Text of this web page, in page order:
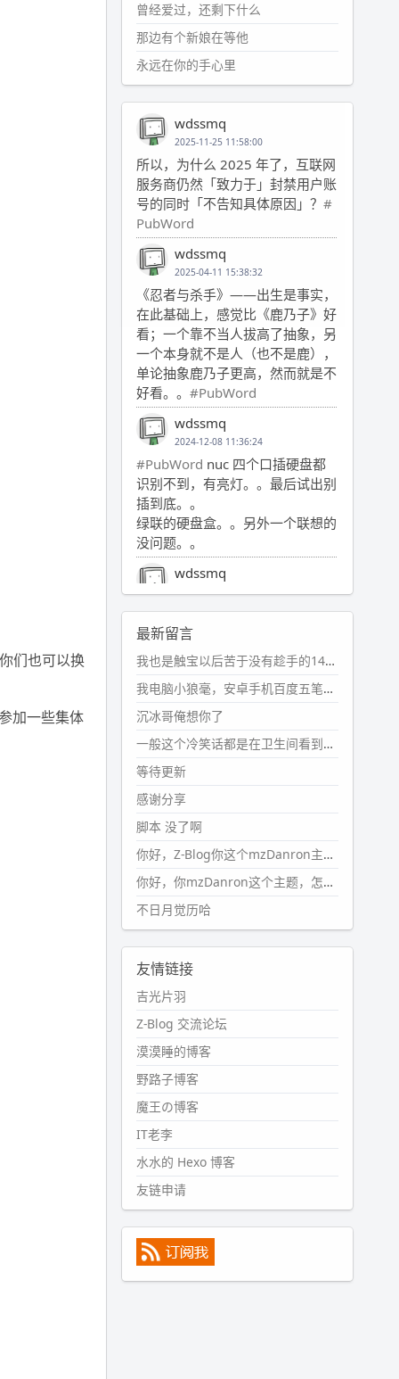
们也可以换
加一些集体
曾经爱过，还剩下什么
那边有个新娘在等他
永远在你的手心里
wdssmq
2025-11-25 11:58:00
所以，为什么 2025 年了，互联网
服务商仍然「致力于」封禁用户账
号的同时「不告知具体原因」？ #
PubWord
wdssmq
2025-04-11 15:38:32
《忍者与杀手》——出生是事实，
在此基础上，感觉比《鹿乃子》好
看；一个靠不当人拔高了抽象，另
一个本身就不是人（也不是鹿），
单论抽象鹿乃子更高，然而就是不
好看。。 #PubWord
wdssmq
2024-12-08 11:36:24
#PubWord nuc 四个口插硬盘都
识别不到，有亮灯。。最后试出别
插到底。。
绿联的硬盘盒。。另外一个联想的
没问题。。
wdssmq
2024-11-19 17:31:51
#PubWord近期观影记录：超级
马里奥，死侍与金刚狼。。
wdssmq
2024-10-08 10:12:25
#PubWord搬家也告一段落，虽
然搬过来的东西还得归置，新衣柜
虽说已经散俩月味儿了，但还是不
想放衣服进去。
wdssmq
2024-09-23 21:00:49
#PubWord
一次？？碎雨集_沉冰浮水_第1页
https://www.wdssmq.com/ta
g/%E7%A2%8E%E9%9B%A8%E
9%9B%86/
wdssmq
2024-09-23 20:58:40
话，2024 年目前只发了 13 条
嘟？？？？
wdssmq
2024-09-15 10:32:07
#PubWordVSCode 内 git 操作卡
住的时候没办法主动取消一直是个
痛点，一般都是推送或拉取，今天
连提交都卡了。。
wdssmq
#PubWord又一个夏天过去了，
所以今年也没买防水鞋套；然后天
凉了，为了应对踢被子买了睡袋，
不知道 1.2 米会不会略窄。。
最新留言
我也是触宝以后苦于没有趁手的14键五笔键盘久矣上面那位兄台用的百度双键点划布局我也用过很久，那个皮肤做得很粗糙，个别键位的触发区域是错位的，快速打字时很容易出错，修改它的皮肤文件校正后勉强能用，但早年出的皮肤分辨率太低，实在谈不上美观。百度小米定制版的商店里有一个"小黑板"皮肤还不错(百度官方输入法商店里没有)，但那个风格我不喜欢这两天找到了一个叫"森林集"的公众号，开发了海量的皮肤，很多都有14键版本，付费但很便宜，几块钱，终于有自己满意的输入法了搜了一下，这个工作室还是百度的官方合作伙伴，不知道为什么14键作品都不在官方商店上架，难道是百度官方在刻意放弃14键？
我电脑小狼毫，安卓手机百度五笔，皮肤用的双键点划，挺好的。
沉冰哥俺想你了
一般这个冷笑话都是在卫生间看到的多
等待更新
感谢分享
脚本 没了啊
你好，Z-Blog你这个mzDanron主题，怎么去除文章标题图像和文章摘要，仅显示标题，感谢回复！
你好，你mzDanron这个主题，怎么去除文章标题的图像和文章摘要！仅显示标题，感谢回复解决！
不日月觉历哈
友情链接
吉光片羽
Z-Blog 交流论坛
漠漠睡的博客
野路子博客
魔王の博客
IT老李
水水的 Hexo 博客
友链申请